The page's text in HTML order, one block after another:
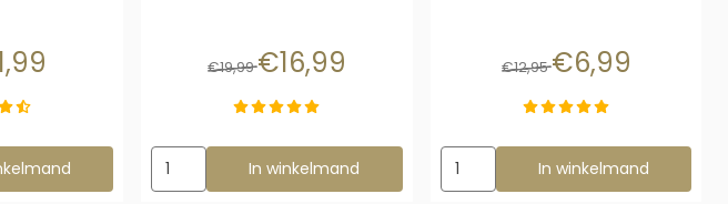
3,49 voor 1,99
S
Van 19,99 voor 16,99
€19,99€16,99
Aantal kiezen voor Kurktunnel L
In winkelmand
Van 12,95 voor 6,99
€12,95€6,99
Aantal kiezen voor Halve tunnel
In winkelmand